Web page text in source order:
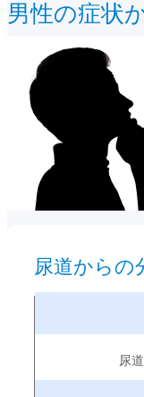
男性の症状
尿道からの
尿